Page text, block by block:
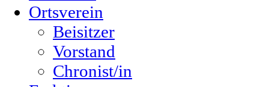
Ortsverein
Beisitzer
Vorstand
Chronist/in